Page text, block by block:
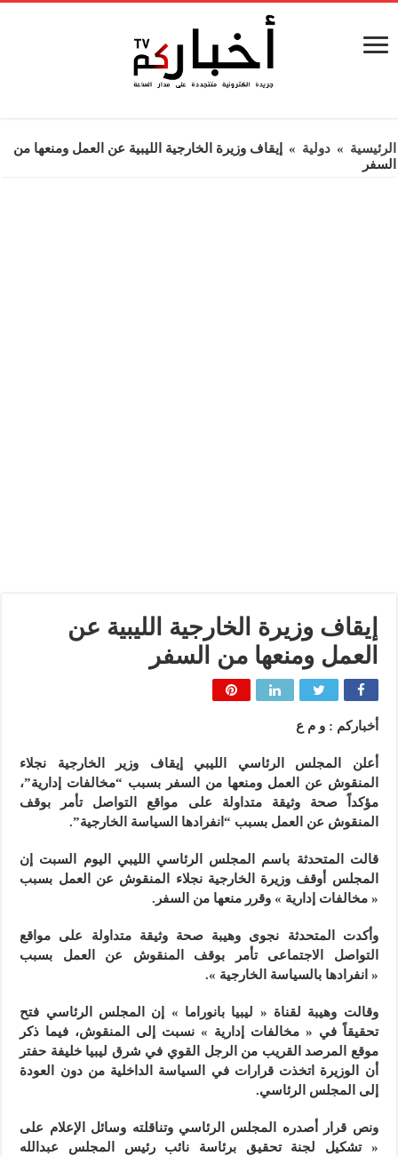
الرئيسية » دولية »
إيقاف وزيرة الخارجية الليبية عن العمل ومنعها من
السفر
إيقاف وزيرة الخارجية الليبية عن
العمل ومنعها من السفر
أخباركم : و م ع
أعلن المجلس الرئاسي الليبي إيقاف وزير الخارجية نجلاء
المنقوش عن العمل ومنعها من السفر بسبب “مخالفات إدارية”،
مؤكداً صحة وثيقة متداولة على مواقع التواصل تأمر بوقف
المنقوش عن العمل بسبب “انفرادها السياسة الخارجية”.
قالت المتحدثة باسم المجلس الرئاسي الليبي اليوم السبت إن
المجلس أوقف وزيرة الخارجية نجلاء المنقوش عن العمل بسبب
« مخالفات إدارية » وقرر منعها من السفر.
وأكدت المتحدثة نجوى وهيبة صحة وثيقة متداولة على مواقع
التواصل الاجتماعى تأمر بوقف المنقوش عن العمل بسبب
« انفرادها بالسياسة الخارجية ».
وقالت وهيبة لقناة « ليبيا بانوراما » إن المجلس الرئاسي فتح
تحقيقاً في « مخالفات إدارية » نسبت إلى المنقوش، فيما ذكر
موقع المرصد القريب من الرجل القوي في شرق ليبيا خليفة حفتر
أن الوزيرة اتخذت قرارات في السياسة الداخلية من دون العودة
إلى المجلس الرئاسي.
ونص قرار أصدره المجلس الرئاسي وتناقلته وسائل الإعلام على
« تشكيل لجنة تحقيق برئاسة نائب رئيس المجلس عبدالله